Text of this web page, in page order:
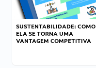
SUSTENTABILIDADE: COMO
ELA SE TORNA UMA
VANTAGEM COMPETITIVA